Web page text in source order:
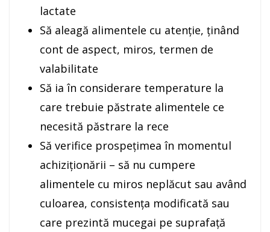
lactate
Să aleagă alimentele cu atenție, ținând
cont de aspect, miros, termen de
valabilitate
Să ia în considerare temperature la
care trebuie păstrate alimentele ce
necesită păstrare la rece
Să verifice prospețimea în momentul
achiziționării – să nu cumpere
alimentele cu miros neplăcut sau având
culoarea, consistența modificată sau
care prezintă mucegai pe suprafață